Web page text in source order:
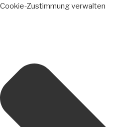
Cookie-Zustimmung verwalten